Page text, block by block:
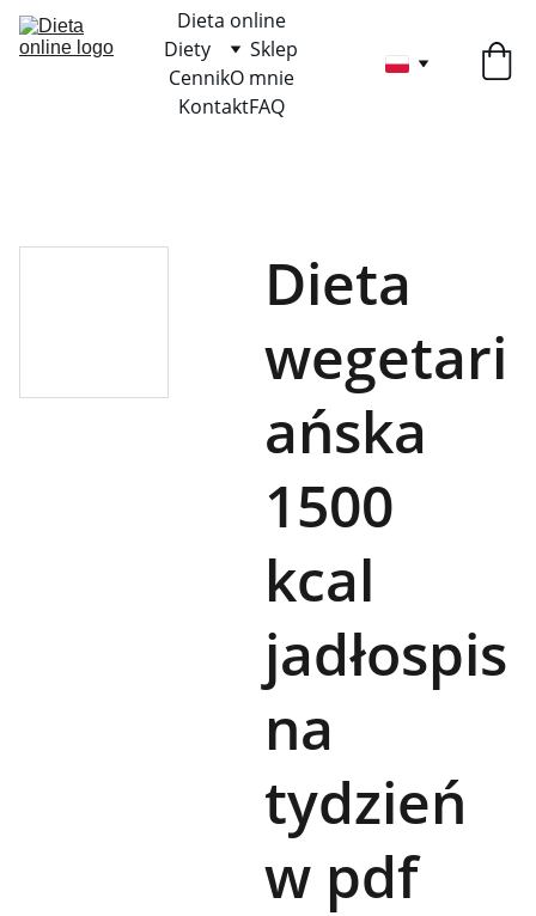
Dieta online
Diety
Sklep
CennikO mnie
KontaktFAQ
Dieta
wegetari
ańska
1500
kcal
jadłospis
na
tydzień
w pdf